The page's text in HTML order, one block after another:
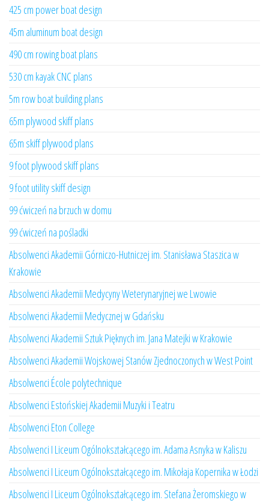
425 cm power boat design
45m aluminum boat design
490 cm rowing boat plans
530 cm kayak CNC plans
5m row boat building plans
65m plywood skiff plans
65m skiff plywood plans
9 foot plywood skiff plans
9 foot utility skiff design
99 ćwiczeń na brzuch w domu
99 ćwiczeń na pośladki
Absolwenci Akademii Górniczo-Hutniczej im. Stanisława Staszica w
Krakowie
Absolwenci Akademii Medycyny Weterynaryjnej we Lwowie
Absolwenci Akademii Medycznej w Gdańsku
Absolwenci Akademii Sztuk Pięknych im. Jana Matejki w Krakowie
Absolwenci Akademii Wojskowej Stanów Zjednoczonych w West Point
Absolwenci École polytechnique
Absolwenci Estońskiej Akademii Muzyki i Teatru
Absolwenci Eton College
Absolwenci I Liceum Ogólnokształcącego im. Adama Asnyka w Kaliszu
Absolwenci I Liceum Ogólnokształcącego im. Mikołaja Kopernika w Łodzi
Absolwenci I Liceum Ogólnokształcącego im. Stefana Żeromskiego w